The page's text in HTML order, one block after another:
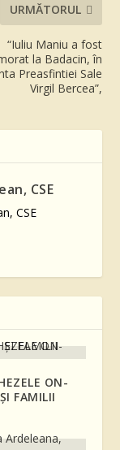
URMĂTORUL
“Iuliu Maniu a fost
la Badacin, în
Preasfintiei Sale
Virgil Bercea”,
CSE
CSE
ON-
FAMILII